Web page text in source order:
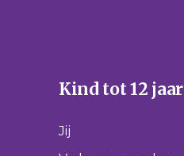
Kind tot 12 jaar
Jij